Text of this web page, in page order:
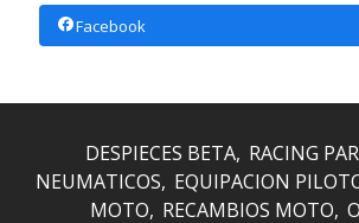
Facebook
DESPIECES BETA RACING
NEUMATICOS EQUIPACION
MOTO RECAMBIOS MOTO